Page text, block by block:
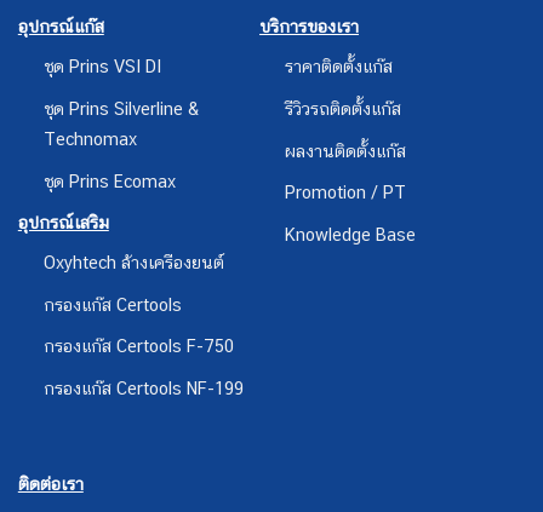
อุปกรณ์แก๊ส
ชุด Prins VSI DI
ชุด Prins Silverline &
Technomax
ชุด Prins Ecomax
อุปกรณ์เสริม
Oxyhtech ล้างเครืองยนต์
กรองแก๊ส Certools
กรองแก๊ส Certools F-750
กรองแก๊ส Certools NF-199
บริการของเรา
ราคาติดตั้งแก๊ส
รีวิวรถติดตั้งแก๊ส
ผลงานติดตั้งแก๊ส
Promotion / PT
Knowledge Base
ติดต่อเรา